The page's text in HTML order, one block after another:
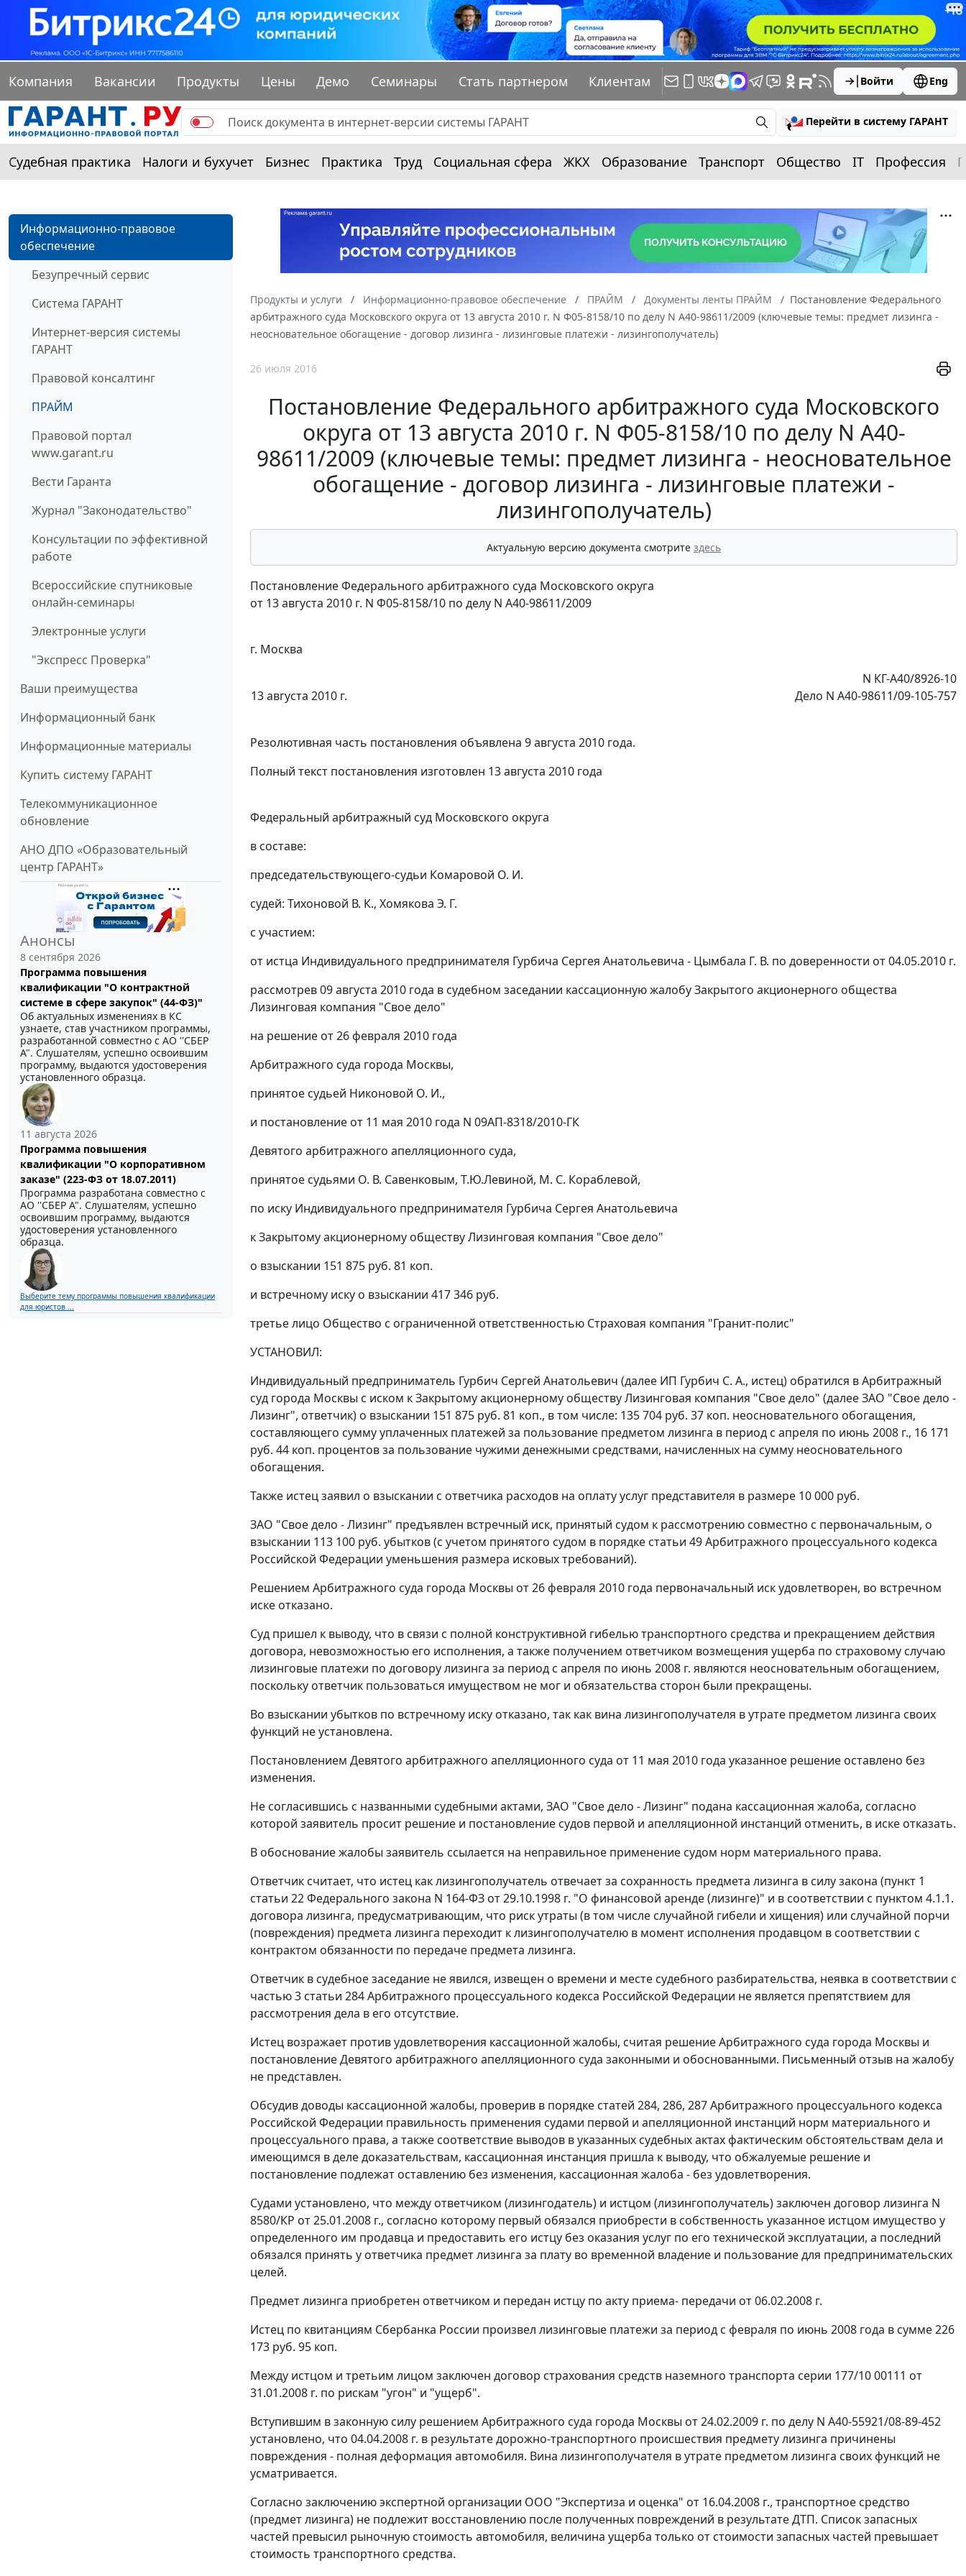
Компания Вакансии Продукты Цены Демо Семинары Стать партнером Клиентам Войти Eng
Перейти в систему ГАРАНТ
Судебная практика Налоги и бухучет Бизнес Практика Труд Социальная сфера ЖКХ Образование Транспорт Общество IT Профессия
Информационно-правовое
обеспечение
Безупречный сервис
Система ГАРАНТ
Интернет-версия системы
ГАРАНТ
Правовой консалтинг
ПРАЙМ
Правовой портал
www.garant.ru
Вести Гаранта
Журнал "Законодательство"
Консультации по эффективной
работе
Всероссийские спутниковые
онлайн-семинары
Электронные услуги
"Экспресс Проверка"
Ваши преимущества
Информационный банк
Информационные материалы
Купить систему ГАРАНТ
Телекоммуникационное
обновление
АНО ДПО «Образовательный
центр ГАРАНТ»
Анонсы
8 сентября 2026
Программа повышения
квалификации "О контрактной
системе в сфере закупок" (44-ФЗ)"
Об актуальных изменениях в КС
узнаете, став участником программы,
разработанной совместно с АО ''СБЕР
А". Слушателям, успешно освоившим
программу, выдаются удостоверения
установленного образца.
11 августа 2026
Программа повышения
квалификации "О корпоративном
заказе" (223-ФЗ от 18.07.2011)
Программа разработана совместно с
АО ''СБЕР А". Слушателям, успешно
освоившим программу, выдаются
удостоверения установленного
образца.
Выберите тему программы повышения квалификации
для юристов ...
Продукты и услуги Информационно-правовое обеспечение ПРАЙМ Документы ленты ПРАЙМ
Постановление Федерального
арбитражного суда Московского округа от 13 августа 2010 г. N Ф05-8158/10 по делу N А40-98611/2009 (ключевые темы: предмет лизинга -
неосновательное обогащение - договор лизинга - лизинговые платежи - лизингополучатель)
26 июля 2016
Постановление Федерального арбитражного суда Московского
округа от 13 августа 2010 г. N Ф05-8158/10 по делу N А40-
98611/2009 (ключевые темы: предмет лизинга - неосновательное
обогащение - договор лизинга - лизинговые платежи -
лизингополучатель)
Актуальную версию документа смотрите здесь
Постановление Федерального арбитражного суда Московского округа
от 13 августа 2010 г. N Ф05-8158/10 по делу N А40-98611/2009
г. Москва
13 августа 2010 г.
N КГ-А40/8926-10
Дело N А40-98611/09-105-757
Резолютивная часть постановления объявлена 9 августа 2010 года.
Полный текст постановления изготовлен 13 августа 2010 года
Федеральный арбитражный суд Московского округа
в составе:
председательствующего-судьи Комаровой О. И.
судей: Тихоновой В. К., Хомякова Э. Г.
с участием:
от истца Индивидуального предпринимателя Гурбича Сергея Анатольевича - Цымбала Г. В. по доверенности от 04.05.2010 г.
рассмотрев 09 августа 2010 года в судебном заседании кассационную жалобу Закрытого акционерного общества
Лизинговая компания "Свое дело"
на решение от 26 февраля 2010 года
Арбитражного суда города Москвы,
принятое судьей Никоновой О. И.,
и постановление от 11 мая 2010 года N 09АП-8318/2010-ГК
Девятого арбитражного апелляционного суда,
принятое судьями О. В. Савенковым, Т.Ю.Левиной, М. С. Кораблевой,
по иску Индивидуального предпринимателя Гурбича Сергея Анатольевича
к Закрытому акционерному обществу Лизинговая компания "Свое дело"
о взыскании 151 875 руб. 81 коп.
и встречному иску о взыскании 417 346 руб.
третье лицо Общество с ограниченной ответственностью Страховая компания "Гранит-полис"
УСТАНОВИЛ:
Индивидуальный предприниматель Гурбич Сергей Анатольевич (далее ИП Гурбич С. А., истец) обратился в Арбитражный
суд города Москвы с иском к Закрытому акционерному обществу Лизинговая компания "Свое дело" (далее ЗАО "Свое дело -
Лизинг", ответчик) о взыскании 151 875 руб. 81 коп., в том числе: 135 704 руб. 37 коп. неосновательного обогащения,
составляющего сумму уплаченных платежей за пользование предметом лизинга в период с апреля по июнь 2008 г., 16 171
руб. 44 коп. процентов за пользование чужими денежными средствами, начисленных на сумму неосновательного
обогащения.
Также истец заявил о взыскании с ответчика расходов на оплату услуг представителя в размере 10 000 руб.
ЗАО "Свое дело - Лизинг" предъявлен встречный иск, принятый судом к рассмотрению совместно с первоначальным, о
взыскании 113 100 руб. убытков (с учетом принятого судом в порядке статьи 49Арбитражного процессуального кодекса
Российской Федерации уменьшения размера исковых требований).
Решением Арбитражного суда города Москвы от 26 февраля 2010 года первоначальный иск удовлетворен, во встречном
иске отказано.
Суд пришел к выводу, что в связи с полной конструктивной гибелью транспортного средства и прекращением действия
договора, невозможностью его исполнения, а также получением ответчиком возмещения ущерба по страховому случаю
лизинговые платежи по договору лизинга за период с апреля по июнь 2008 г. являются неосновательным обогащением,
поскольку ответчик пользоваться имуществом не мог и обязательства сторон были прекращены.
Во взыскании убытков по встречному иску отказано, так как вина лизингополучателя в утрате предметом лизинга своих
функций не установлена.
Постановлением Девятого арбитражного апелляционного суда от 11 мая 2010 года указанное решение оставлено без
изменения.
Не согласившись с названными судебными актами, ЗАО "Свое дело - Лизинг" подана кассационная жалоба, согласно
которой заявитель просит решение и постановление судов первой и апелляционной инстанций отменить, в иске отказать.
В обоснование жалобы заявитель ссылается на неправильное применение судом норм материального права.
Ответчик считает, что истец как лизингополучатель отвечает за сохранность предмета лизинга в силу закона (пункт 1
статьи 22Федерального закона N 164-ФЗ от 29.10.1998 г. "О финансовой аренде (лизинге)" и в соответствии с пунктом 4.1.1.
договора лизинга, предусматривающим, что риск утраты (в том числе случайной гибели и хищения) или случайной порчи
(повреждения) предмета лизинга переходит к лизингополучателю в момент исполнения продавцом в соответствии с
контрактом обязанности по передаче предмета лизинга.
Ответчик в судебное заседание не явился, извещен о времени и месте судебного разбирательства, неявка в соответствии с
частью 3 статьи 284Арбитражного процессуального кодекса Российской Федерации не является препятствием для
рассмотрения дела в его отсутствие.
Истец возражает против удовлетворения кассационной жалобы, считая решение Арбитражного суда города Москвы и
постановление Девятого арбитражного апелляционного суда законными и обоснованными. Письменный отзыв на жалобу
не представлен.
Обсудив доводы кассационной жалобы, проверив в порядке статей 284, 286, 287Арбитражного процессуального кодекса
Российской Федерации правильность применения судами первой и апелляционной инстанций норм материального и
процессуального права, а также соответствие выводов в указанных судебных актах фактическим обстоятельствам дела и
имеющимся в деле доказательствам, кассационная инстанция пришла к выводу, что обжалуемые решение и
постановление подлежат оставлению без изменения, кассационная жалоба - без удовлетворения.
Судами установлено, что между ответчиком (лизингодатель) и истцом (лизингополучатель) заключен договор лизинга N
8580/КР от 25.01.2008 г., согласно которому первый обязался приобрести в собственность указанное истцом имущество у
определенного им продавца и предоставить его истцу без оказания услуг по его технической эксплуатации, а последний
обязался принять у ответчика предмет лизинга за плату во временной владение и пользование для предпринимательских
целей.
Предмет лизинга приобретен ответчиком и передан истцу по акту приема- передачи от 06.02.2008 г.
Истец по квитанциям Сбербанка России произвел лизинговые платежи за период с февраля по июнь 2008 года в сумме 226
173 руб. 95 коп.
Между истцом и третьим лицом заключен договор страхования средств наземного транспорта серии 177/10 00111 от
31.01.2008 г. по рискам "угон" и "ущерб".
Вступившим в законную силу решением Арбитражного суда города Москвы от 24.02.2009 г. по делу N А40-55921/08-89-452
установлено, что 04.04.2008 г. в результате дорожно-транспортного происшествия предмету лизинга причинены
повреждения - полная деформация автомобиля. Вина лизингополучателя в утрате предметом лизинга своих функций не
усматривается.
Согласно заключению экспертной организации ООО "Экспертиза и оценка" от 16.04.2008 г., транспортное средство
(предмет лизинга) не подлежит восстановлению после полученных повреждений в результате ДТП. Список запасных
частей превысил рыночную стоимость автомобиля, величина ущерба только от стоимости запасных частей превышает
стоимость транспортного средства.